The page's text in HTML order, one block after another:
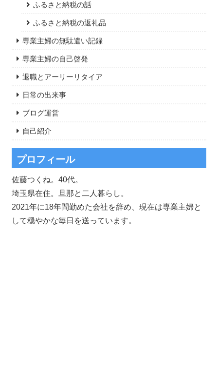
ふるさと納税の話
ふるさと納税の返礼品
専業主婦の無駄遣い記録
専業主婦の自己啓発
退職とアーリーリタイア
日常の出来事
ブログ運営
自己紹介
プロフィール
佐藤つくね。40代。
埼玉県在住。旦那と二人暮らし。
2021年に18年間勤めた会社を辞め、現在は専業主婦と
して穏やかな毎日を送っています。